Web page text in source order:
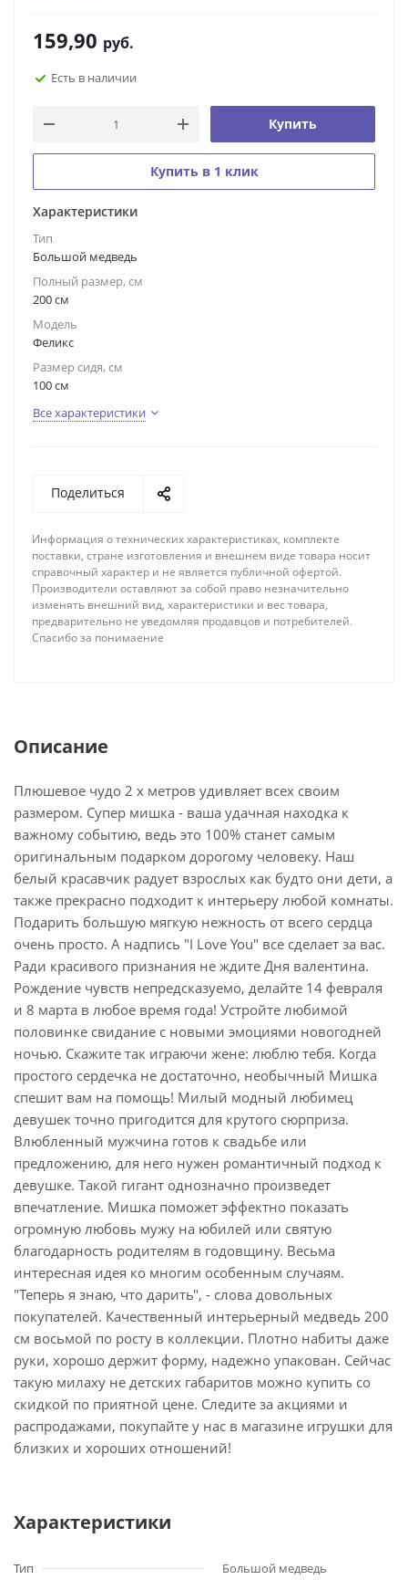
159,90 руб.
Есть в наличии
Купить
Купить в 1 клик
Характеристики
Тип
Большой медведь
Полный размер, см
200 см
Модель
Феликс
Размер сидя, см
100 см
Все характеристики
Поделиться
Информация о технических характеристиках, комплекте
поставки, стране изготовления и внешнем виде товара носит
справочный характер и не является публичной офертой.
Производители оставляют за собой право незначительно
изменять внешний вид, характеристики и вес товара,
предварительно не уведомляя продавцов и потребителей.
Спасибо за понимаение
Описание
Плюшевое чудо 2 х метров удивляет всех своим
размером. Супер мишка - ваша удачная находка к
важному событию, ведь это 100% станет самым
оригинальным подарком дорогому человеку. Наш
белый красавчик радует взрослых как будто они дети, а
также прекрасно подходит к интерьеру любой комнаты.
Подарить большую мягкую нежность от всего сердца
очень просто. А надпись "I Love You" все сделает за вас.
Ради красивого признания не ждите Дня валентина.
Рождение чувств непредсказуемо, делайте 14 февраля
и 8 марта в любое время года! Устройте любимой
половинке свидание с новыми эмоциями новогодней
ночью. Скажите так играючи жене: люблю тебя. Когда
простого сердечка не достаточно, необычный Мишка
спешит вам на помощь! Милый модный любимец
девушек точно пригодится для крутого сюрприза.
Влюбленный мужчина готов к свадьбе или
предложению, для него нужен романтичный подход к
девушке. Такой гигант однозначно произведет
впечатление. Мишка поможет эффектно показать
огромную любовь мужу на юбилей или святую
благодарность родителям в годовщину. Весьма
интересная идея ко многим особенным случаям.
"Теперь я знаю, что дарить", - слова довольных
покупателей. Качественный интерьерный медведь 200
см восьмой по росту в коллекции. Плотно набиты даже
руки, хорошо держит форму, надежно упакован. Сейчас
такую милаху не детских габаритов можно купить со
скидкой по приятной цене. Следите за акциями и
распродажами, покупайте у нас в магазине игрушки для
близких и хороших отношений!
Характеристики
Тип Большой медведь